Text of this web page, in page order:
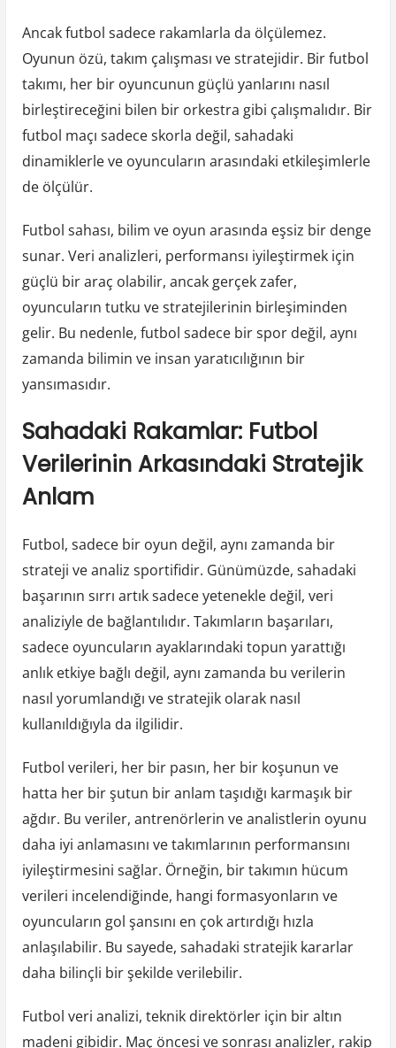
Ancak futbol sadece rakamlarla da ölçülemez.
Oyunun özü, takım çalışması ve stratejidir. Bir futbol
takımı, her bir oyuncunun güçlü yanlarını nasıl
birleştireceğini bilen bir orkestra gibi çalışmalıdır. Bir
futbol maçı sadece skorla değil, sahadaki
dinamiklerle ve oyuncuların arasındaki etkileşimlerle
de ölçülür.
Futbol sahası, bilim ve oyun arasında eşsiz bir denge
sunar. Veri analizleri, performansı iyileştirmek için
güçlü bir araç olabilir, ancak gerçek zafer,
oyuncuların tutku ve stratejilerinin birleşiminden
gelir. Bu nedenle, futbol sadece bir spor değil, aynı
zamanda bilimin ve insan yaratıcılığının bir
yansımasıdır.
Sahadaki Rakamlar: Futbol
Verilerinin Arkasındaki Stratejik
Anlam
Futbol, sadece bir oyun değil, aynı zamanda bir
strateji ve analiz sportifidir. Günümüzde, sahadaki
başarının sırrı artık sadece yetenekle değil, veri
analiziyle de bağlantılıdır. Takımların başarıları,
sadece oyuncuların ayaklarındaki topun yarattığı
anlık etkiye bağlı değil, aynı zamanda bu verilerin
nasıl yorumlandığı ve stratejik olarak nasıl
kullanıldığıyla da ilgilidir.
Futbol verileri, her bir pasın, her bir koşunun ve
hatta her bir şutun bir anlam taşıdığı karmaşık bir
ağdır. Bu veriler, antrenörlerin ve analistlerin oyunu
daha iyi anlamasını ve takımlarının performansını
iyileştirmesini sağlar. Örneğin, bir takımın hücum
verileri incelendiğinde, hangi formasyonların ve
oyuncuların gol şansını en çok artırdığı hızla
anlaşılabilir. Bu sayede, sahadaki stratejik kararlar
daha bilinçli bir şekilde verilebilir.
Futbol veri analizi, teknik direktörler için bir altın
madeni gibidir. Maç öncesi ve sonrası analizler, rakip